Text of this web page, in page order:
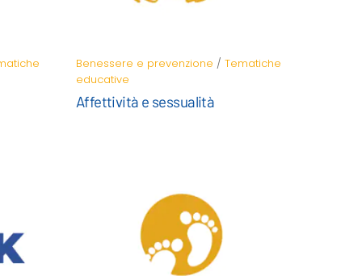
Benessere e prevenzione / Tematiche
educative
Affettività e sessualità